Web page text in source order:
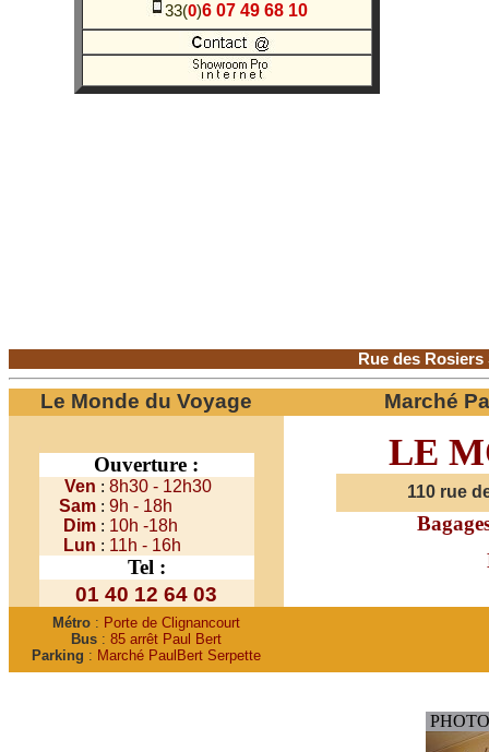
33(0)6 07 49 68 10
Rue des
Le Monde du Voyage Marché
Ouverture :
Ven : 8h30 - 12h30
Sam: 9h - 18h
Dim: 10h -18h
Lun : 11h - 16h
Tel :
01 40 12 64 03
LE
110 rue
Métro : Porte de Clignancourt
Bus : 85 arrêt Paul Bert
Parking : Marché PaulBert Serpette